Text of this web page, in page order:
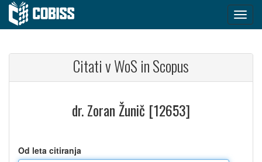
Citati v WoS in Scopus
dr. Zoran Žunič [12653]
Od leta citiranja